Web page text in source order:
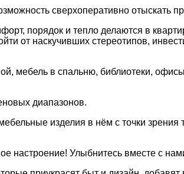
сверхоперативно отыскать
порядок и тепло делаются в
от наскучивших стереотипов,
мебель в спальню, библиотеки,
диапазонов.
изделия в нём с точки зрения
настроение! Улыбнитесь вместе с